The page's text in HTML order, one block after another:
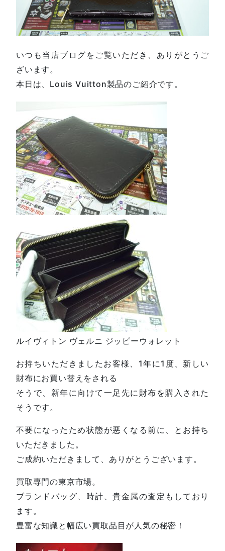
いつも当店ブログをご覧いただき、ありがとうご
ざいます。
本日は、Louis Vuitton製品のご紹介です。
ルイヴィトン ヴェルニ ジッピーウォレット
お持ちいただきましたお客様、1年に1度、新しい
財布にお買い替えをされる
そうで、新年に向けて一足先に財布を購入された
そうです。
不要になったため状態が悪くなる前に、とお持ち
いただきました。
ご成約いただきまして、ありがとうございます。
買取専門の東京市場。
ブランドバッグ、時計、貴金属の査定もしており
ます。
豊富な知識と幅広い買取品目が人気の秘密！